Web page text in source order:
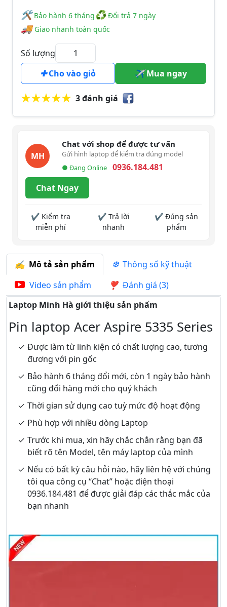
🛠️️ Bảo hành 6 tháng♻Đổi trả 7 ngày
🚚Giao nhanh toàn quốc
Số lượng
Cho vào giỏ
Mua ngay
3 đánh giá
MH
Chat với shop để được tư vấn
Gửi hình laptop để kiểm tra đúng model
● Đang Online
0936.184.481
Chat Ngay
✔ Kiểm tra
miễn phí
✔ Trả lời
nhanh
✔ Đúng sản
phẩm
Mô tả sản phẩm
Thông số kỹ thuật
Video sản phẩm
Đánh giá (3)
Laptop Minh Hà giới thiệu sản phẩm
Pin laptop Acer Aspire 5335 Series
Được làm từ linh kiện có chất lượng cao, tương
đương với pin gốc
Bảo hành 6 tháng đổi mới, còn 1 ngày bảo hành
cũng đổi hàng mới cho quý khách
Thời gian sử dụng cao tuỳ mức độ hoạt động
Phù hợp với nhiều dòng Laptop
Trước khi mua, xin hãy chắc chắn rằng bạn đã
biết rõ tên Model, tên máy laptop của mình
Nếu có bất kỳ câu hỏi nào, hãy liên hệ với chúng
tôi qua công cụ “Chat” hoặc điện thoại
0936.184.481 để được giải đáp các thắc mắc của
bạn nhanh